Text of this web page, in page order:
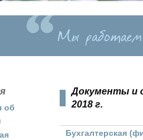
об
Документы и
2018 г.
Бухгалтерская